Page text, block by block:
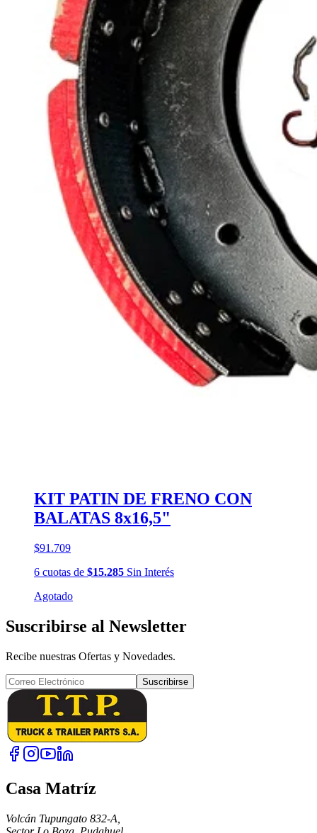
KIT PATIN DE FRENO CON
BALATAS 8x16,5"
$91.709
6 cuotas de $15.285 Sin Interés
Agotado
Suscribirse al Newsletter
Recibe nuestras Ofertas y Novedades.
Suscribirse
Casa Matríz
Volcán Tupungato 832-A,